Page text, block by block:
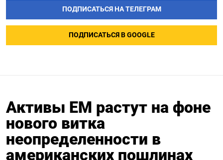
ПОДПИСАТЬСЯ НА ТЕЛЕГРАМ
ПОДПИСАТЬСЯ В GOOGLE
Активы EM растут на фоне
нового витка
неопределенности в
американских пошлинах